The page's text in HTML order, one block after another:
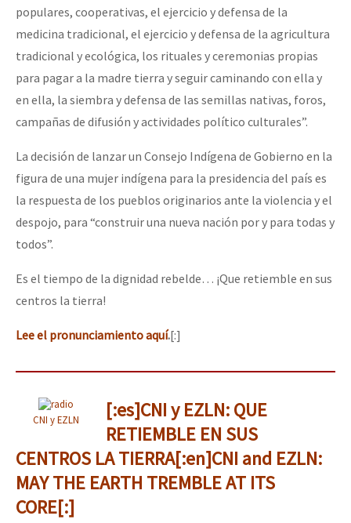
populares, cooperativas, el ejercicio y defensa de la
medicina tradicional, el ejercicio y defensa de la agricultura
tradicional y ecológica, los rituales y ceremonias propias
para pagar a la madre tierra y seguir caminando con ella y
en ella, la siembra y defensa de las semillas nativas, foros,
campañas de difusión y actividades político culturales”.
La decisión de lanzar un Consejo Indígena de Gobierno en la
figura de una mujer indígena para la presidencia del país es
la respuesta de los pueblos originarios ante la violencia y el
despojo, para “construir una nueva nación por y para todas y
todos”.
Es el tiempo de la dignidad rebelde… ¡Que retiemble en sus
centros la tierra!
Lee el pronunciamiento aquí.[:]
CNI y EZLN
[:es]CNI y EZLN: QUE
RETIEMBLE EN SUS
CENTROS LA TIERRA[:en]CNI and EZLN:
MAY THE EARTH TREMBLE AT ITS
CORE[:]